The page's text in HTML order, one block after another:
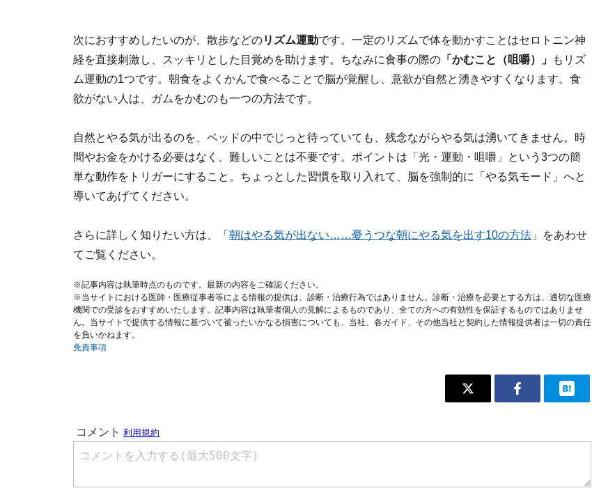
次におすすめしたいのが、散歩などのリズム運動です。一定のリズムで体を動かすことはセロトニン神
経を直接刺激し、スッキリとした目覚めを助けます。ちなみに食事の際の 「かむこと（咀嚼）」
もリズ
ム運動の1つです。朝食をよくかんで食べることで脳が覚醒し、意欲が自然と湧きやすくなります。食
欲がない人は、ガムをかむのも一つの方法です。
自然とやる気が出るのを、ベッドの中でじっと待っていても、残念ながらやる気は湧いてきません。時
間やお金をかける必要はなく、難しいことは不要です。ポイントは「光・運動・咀嚼」という3つの簡
単な動作をトリガーにすること。ちょっとした習慣を取り入れて、脳を強制的に「やる気モード」へと
導いてあげてください。
さらに詳しく知りたい方は、「 朝はやる気が出ない……憂うつな朝にやる気を出す10の方法 」をあわせ
てご覧ください。
※記事内容は執筆時点のものです。最新の内容をご確認ください。
※当サイトにおける医師・医療従事者等による情報の提供は、診断・治療行為ではありません。診断・治療を必要とする方は、適切な医療
機関での受診をおすすめいたします。記事内容は執筆者個人の見解によるものであり、全ての方への有効性を保証するものではありませ
ん。当サイトで提供する情報に基づいて被ったいかなる損害についても、当社、各ガイド、その他当社と契約した情報提供者は一切の責任
を負いかねます。
免責事項